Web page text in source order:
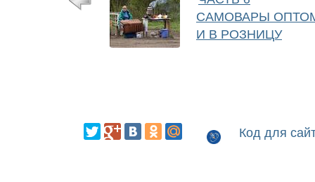
САМОВАРЫ
И В РОЗНИЦУ
Код для